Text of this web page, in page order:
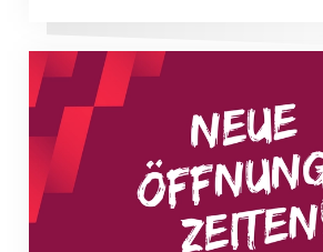
Neue Empfangszeiten ab 1.